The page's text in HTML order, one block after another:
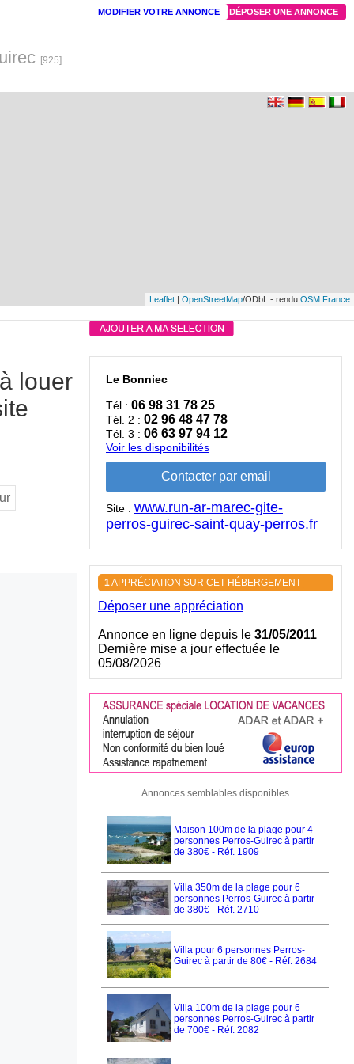
[925]
Leaflet | OpenStreetMap/ODbL - rendu OSM France
louer
Le Bonniec
Tél.: 06 98 31 78 25
Tél. 2 : 02 96 48 47 78
Tél. 3 : 06 63 97 94 12
Voir les disponibilités
Site : www.run-ar-marec-gite-
perros-guirec-saint-quay-perros.fr
1APPRÉCIATION SUR CET HÉBERGEMENT
Déposer une appréciation
Annonce en ligne depuis le 31/05/2011
Dernière mise a jour effectuée le
05/08/2026
Annonces semblables disponibles
Maison 100m de la plage pour 4
personnes Perros-Guirec à partir
de 380€ - Réf. 1909
Villa 350m de la plage pour 6
personnes Perros-Guirec à partir
de 380€ - Réf. 2710
Villa pour 6 personnes Perros-
Guirec à partir de 80€ - Réf. 2684
Villa 100m de la plage pour 6
personnes Perros-Guirec à partir
de 700€ - Réf. 2082
DÉPOSER UNE ANNONCE
MODIFIER VOTRE ANNONCE